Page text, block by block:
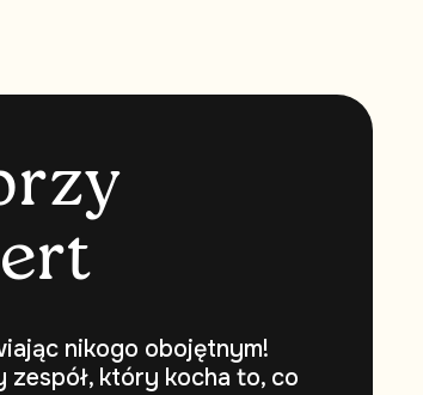
rzy
ert
nikogo obojętnym!
który kocha to, co